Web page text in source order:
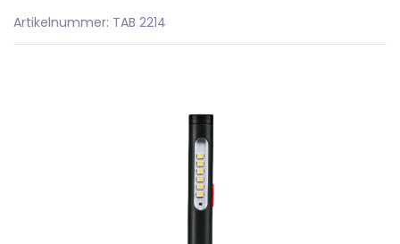
Artikelnummer: TAB 2214